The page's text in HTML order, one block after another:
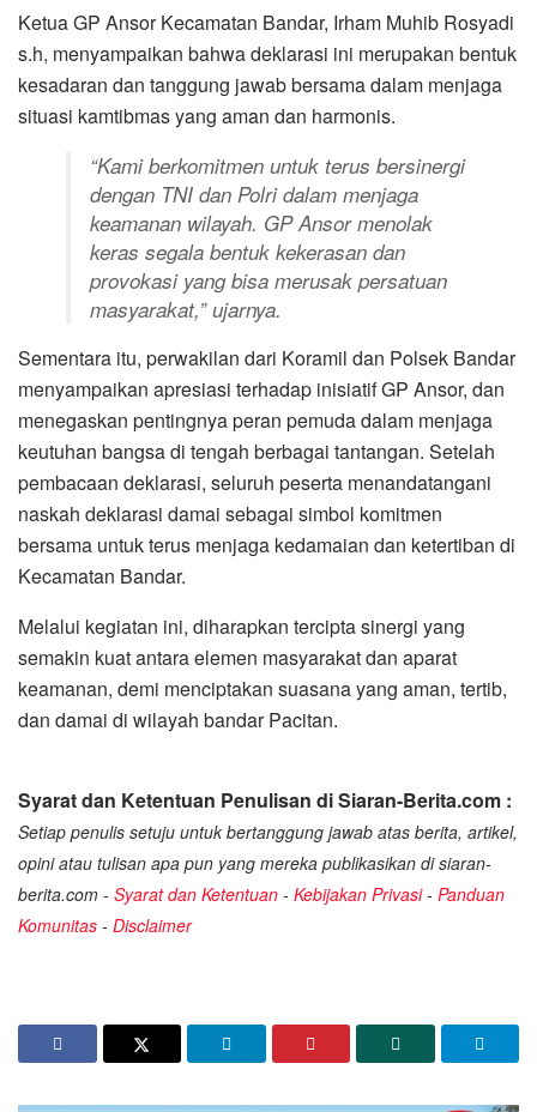
Ketua GP Ansor Kecamatan Bandar, Irham Muhib Rosyadi
s.h, menyampaikan bahwa deklarasi ini merupakan bentuk
kesadaran dan tanggung jawab bersama dalam menjaga
situasi kamtibmas yang aman dan harmonis.
“Kami berkomitmen untuk terus bersinergi
dengan TNI dan Polri dalam menjaga
keamanan wilayah. GP Ansor menolak
keras segala bentuk kekerasan dan
provokasi yang bisa merusak persatuan
masyarakat,” ujarnya.
Sementara itu, perwakilan dari Koramil dan Polsek Bandar
menyampaikan apresiasi terhadap inisiatif GP Ansor, dan
menegaskan pentingnya peran pemuda dalam menjaga
keutuhan bangsa di tengah berbagai tantangan. Setelah
pembacaan deklarasi, seluruh peserta menandatangani
naskah deklarasi damai sebagai simbol komitmen
bersama untuk terus menjaga kedamaian dan ketertiban di
Kecamatan Bandar.
Melalui kegiatan ini, diharapkan tercipta sinergi yang
semakin kuat antara elemen masyarakat dan aparat
keamanan, demi menciptakan suasana yang aman, tertib,
dan damai di wilayah bandar Pacitan.
Syarat dan Ketentuan Penulisan di Siaran-Berita.com :
Setiap penulis setuju untuk bertanggung jawab atas berita, artikel,
opini atau tulisan apa pun yang mereka publikasikan di siaran-
berita.com - Syarat dan Ketentuan - Kebijakan Privasi- Panduan
Komunitas - Disclaimer